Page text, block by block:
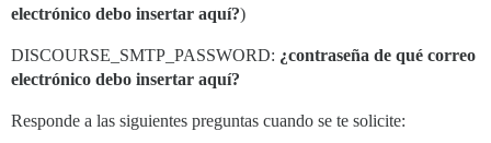
electrónico debo insertar aquí?)
DISCOURSE_SMTP_PASSWORD: ¿contraseña de qué correo
electrónico debo insertar aquí?
Responde a las siguientes preguntas cuando se te solicite: